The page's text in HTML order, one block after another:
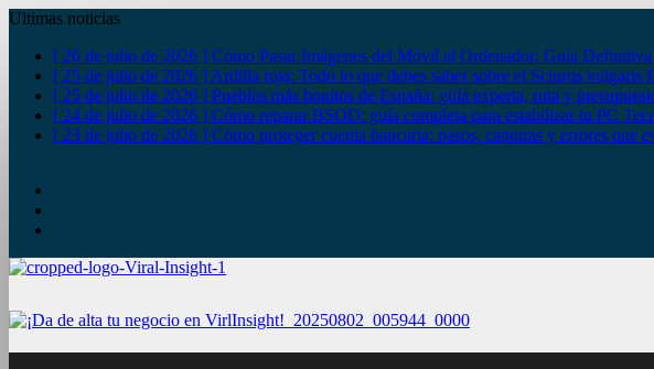
Ultimas noticias
[ 26 de julio de 2026 ] Cómo Pasar Imágenes del Móvil al Ordenador: Guía Definitiva
[ 25 de julio de 2026 ] Ardilla roja: Todo lo que debes saber sobre el Sciurus vulgaris
[ 25 de julio de 2026 ] Pueblos más bonitos de España: guía experta, ruta y
[ 24 de julio de 2026 ] Cómo reparar BSOD: guía completa para estabilizar tu PC
[ 23 de julio de 2026 ] Cómo proteger cuenta bancaria: pasos, capturas y errores que